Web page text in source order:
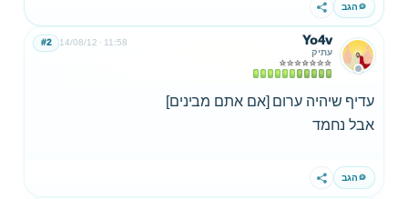
הגב שתף
Yo4v
עתיק
14/08/12 11:58
#2
עדיף שיהיה ערום [אם אתם מבינים]
אבל נחמד
הגב שתף